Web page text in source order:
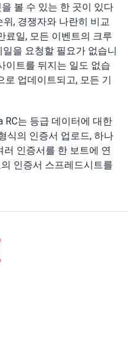
볼 수 있는 한 곳이 있다
, 경쟁자와 나란히 비교
료일, 모든 이벤트의 크루
을 요청할 필요가 없습니
이트를 뒤지는 일도 없습
업데이트되고, 모든 기
는 등급 데이터에 대한
식의 인증서 업로드, 하나
인증서를 한 보트에 연
인증서 스프레드시트를